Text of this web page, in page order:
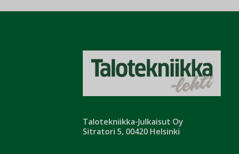
Talotekniikka-Julkaisut Oy
Sitratori 5, 00420 Helsinki